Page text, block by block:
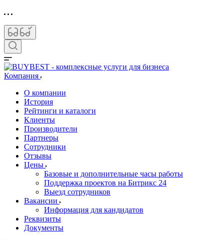
Компания
О компании
История
Рейтинги и каталоги
Клиенты
Производители
Партнеры
Сотрудники
Отзывы
Цены
Базовые и дополнительные часы работы
Поддержка проектов на Битрикс 24
Выезд сотрудников
Вакансии
Информация для кандидатов
Реквизиты
Документы